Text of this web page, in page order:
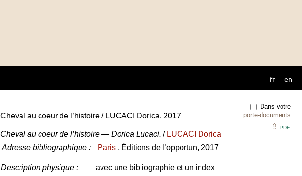
fr en
Dans votre
porte-documents
⇪ PDF
Cheval au coeur de l’histoire / LUCACI Dorica, 2017
Cheval au coeur de l’histoire — Dorica Lucaci./ LUCACI Dorica
Adresse bibliographique : Paris , Éditions de l’opportun, 2017
Description physique :
avec une bibliographie et un index